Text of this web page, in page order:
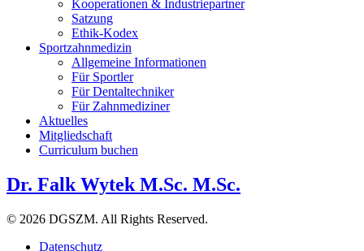
Kooperationen & Industriepartner
Satzung
Ethik-Kodex
Sportzahnmedizin
Allgemeine Informationen
Für Sportler
Für Dentaltechniker
Für Zahnmediziner
Aktuelles
Mitgliedschaft
Curriculum buchen
Dr. Falk Wytek M.Sc. M.Sc.
© 2026 DGSZM. All Rights Reserved.
Datenschutz